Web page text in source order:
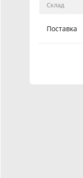
Склад
Поставка